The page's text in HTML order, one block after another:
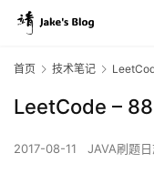
首页 技术笔记
LeetCode –
2017-08-11 JAVA刷题